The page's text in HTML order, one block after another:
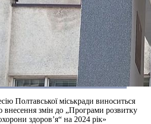
Полтавської міськради виноситься
внесення змін до „Програми розвитку
здоров’я“ на 2024 рік»